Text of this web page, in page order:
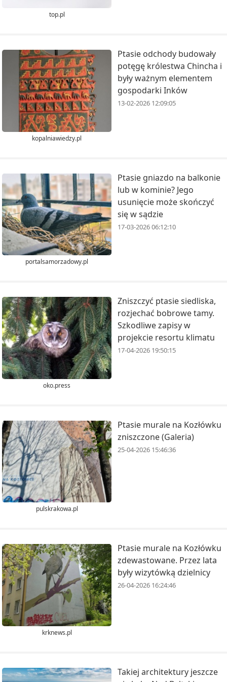
top.pl
kopalniawiedzy.pl
Ptasie odchody budowały
potęgę królestwa Chincha i
były ważnym elementem
gospodarki Inków
13-02-2026 12:09:05
portalsamorzadowy.pl
Ptasie gniazdo na balkonie
lub w kominie? Jego
usunięcie może skończyć
się w sądzie
17-03-2026 06:12:10
oko.press
Zniszczyć ptasie siedliska,
rozjechać bobrowe tamy.
Szkodliwe zapisy w
projekcie resortu klimatu
17-04-2026 19:50:15
pulskrakowa.pl
Ptasie murale na Kozłówku
zniszczone (Galeria)
25-04-2026 15:46:36
krknews.pl
Ptasie murale na Kozłówku
zdewastowane. Przez lata
były wizytówką dzielnicy
26-04-2026 16:24:46
Takiej architektury jeszcze